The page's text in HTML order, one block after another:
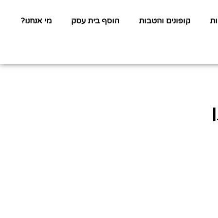
קופונים והטבות הוסף בית עסק מי אנחנו?